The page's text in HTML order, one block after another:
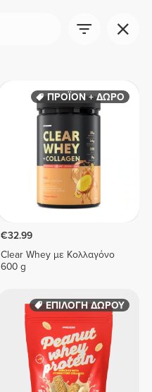
ΠΡΟΪΟΝ + ΔΩΡΟ
€32.99
Clear Whey με Κολλαγόνο
600 g
ΕΠΙΛΟΓΗ ΔΩΡΟΥ